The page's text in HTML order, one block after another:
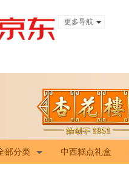
更多导航
部分类 中西糕点礼盒